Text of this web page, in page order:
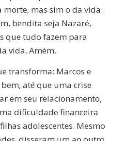
morte, mas sim o da vida.
bendita seja Nazaré,
que tudo fazem para
vida. Amém.
transforma: Marcos e
até que uma crise
em seu relacionamento,
dificuldade financeira
adolescentes. Mesmo